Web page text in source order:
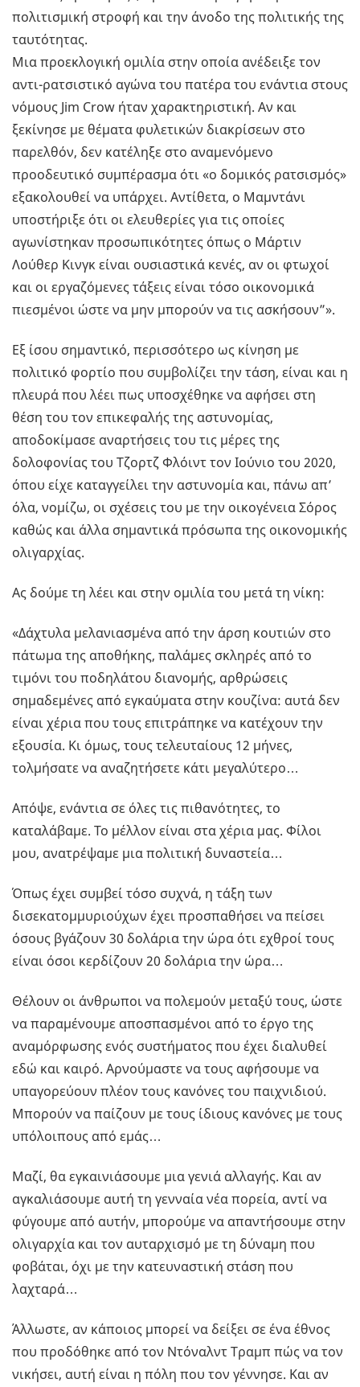
πολιτισμική στροφή και την άνοδο της πολιτικής της
ταυτότητας.
Μια προεκλογική ομιλία στην οποία ανέδειξε τον
αντι-ρατσιστικό αγώνα του πατέρα του ενάντια στους
νόμους Jim Crow ήταν χαρακτηριστική. Αν και
ξεκίνησε με θέματα φυλετικών διακρίσεων στο
παρελθόν, δεν κατέληξε στο αναμενόμενο
προοδευτικό συμπέρασμα ότι «ο δομικός ρατσισμός»
εξακολουθεί να υπάρχει. Αντίθετα, ο Μαμντάνι
υποστήριξε ότι οι ελευθερίες για τις οποίες
αγωνίστηκαν προσωπικότητες όπως ο Μάρτιν
Λούθερ Κινγκ είναι ουσιαστικά κενές, αν οι φτωχοί
και οι εργαζόμενες τάξεις είναι τόσο οικονομικά
πιεσμένοι ώστε να μην μπορούν να τις ασκήσουν”».
Εξ ίσου σημαντικό, περισσότερο ως κίνηση με
πολιτικό φορτίο που συμβολίζει την τάση, είναι και η
πλευρά που λέει πως υποσχέθηκε να αφήσει στη
θέση του τον επικεφαλής της αστυνομίας,
αποδοκίμασε αναρτήσεις του τις μέρες της
δολοφονίας του Τζορτζ Φλόιντ τον Ιούνιο του 2020,
όπου είχε καταγγείλει την αστυνομία και, πάνω απ’
όλα, νομίζω, οι σχέσεις του με την οικογένεια Σόρος
καθώς και άλλα σημαντικά πρόσωπα της οικονομικής
ολιγαρχίας.
Ας δούμε τη λέει και στην ομιλία του μετά τη νίκη:
«Δάχτυλα μελανιασμένα από την άρση κουτιών στο
πάτωμα της αποθήκης, παλάμες σκληρές από το
τιμόνι του ποδηλάτου διανομής, αρθρώσεις
σημαδεμένες από εγκαύματα στην κουζίνα: αυτά δεν
είναι χέρια που τους επιτράπηκε να κατέχουν την
εξουσία. Κι όμως, τους τελευταίους 12 μήνες,
τολμήσατε να αναζητήσετε κάτι μεγαλύτερο…
Απόψε, ενάντια σε όλες τις πιθανότητες, το
καταλάβαμε. Το μέλλον είναι στα χέρια μας. Φίλοι
μου, ανατρέψαμε μια πολιτική δυναστεία…
Όπως έχει συμβεί τόσο συχνά, η τάξη των
δισεκατομμυριούχων έχει προσπαθήσει να πείσει
όσους βγάζουν 30 δολάρια την ώρα ότι εχθροί τους
είναι όσοι κερδίζουν 20 δολάρια την ώρα…
Θέλουν οι άνθρωποι να πολεμούν μεταξύ τους, ώστε
να παραμένουμε αποσπασμένοι από το έργο της
αναμόρφωσης ενός συστήματος που έχει διαλυθεί
εδώ και καιρό. Αρνούμαστε να τους αφήσουμε να
υπαγορεύουν πλέον τους κανόνες του παιχνιδιού.
Μπορούν να παίζουν με τους ίδιους κανόνες με τους
υπόλοιπους από εμάς…
Μαζί, θα εγκαινιάσουμε μια γενιά αλλαγής. Και αν
αγκαλιάσουμε αυτή τη γενναία νέα πορεία, αντί να
φύγουμε από αυτήν, μπορούμε να απαντήσουμε στην
ολιγαρχία και τον αυταρχισμό με τη δύναμη που
φοβάται, όχι με την κατευναστική στάση που
λαχταρά…
Άλλωστε, αν κάποιος μπορεί να δείξει σε ένα έθνος
που προδόθηκε από τον Ντόναλντ Τραμπ πώς να τον
νικήσει, αυτή είναι η πόλη που τον γέννησε. Και αν